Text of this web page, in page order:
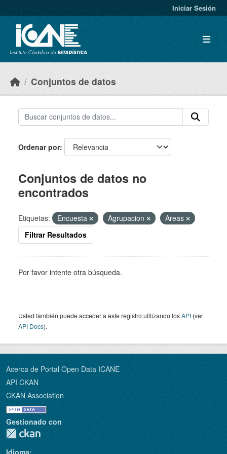
Iniciar Sesión
Conjuntos de datos
Ordenar por
Conjuntos de datos no
encontrados
Etiquetas: Encuesta Agrupacion
Areas
Filtrar Resultados
Por favor intente otra búsqueda.
Usted también puede acceder a este registro utilizando losAPI (ver
API Docs).
Acerca de Portal Open Data ICANE
API CKAN
CKAN Association
Gestionado con
Idioma